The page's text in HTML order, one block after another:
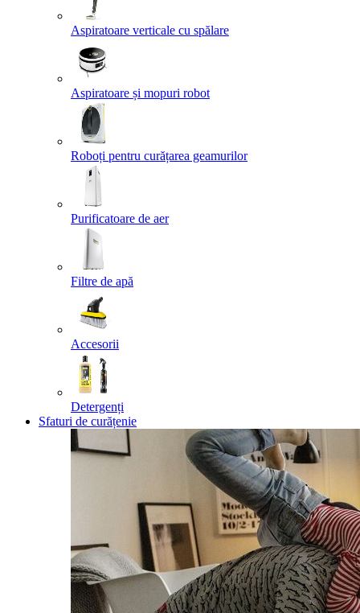
Aspiratoare verticale cu spălare
Aspiratoare și mopuri robot
Roboți pentru curățarea geamurilor
Purificatoare de aer
Filtre de apă
Accesorii
Detergenți
Sfaturi de curățenie